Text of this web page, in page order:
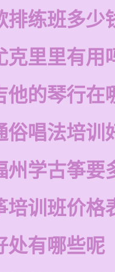
排练班多少
克里里有用
他的琴行在
俗唱法培训
州学古筝要
培训班价格
处有哪些呢